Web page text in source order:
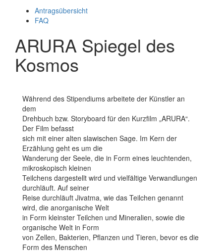
Antragsübersicht
FAQ
ARURA Spiegel des
Kosmos
Während des Stipendiums arbeitete der Künstler an
dem
Drehbuch bzw. Storyboard für den Kurzfilm „ARURA“.
Der Film befasst
sich mit einer alten slawischen Sage. Im Kern der
Erzählung geht es um die
Wanderung der Seele, die in Form eines leuchtenden,
mikroskopisch kleinen
Teilchens dargestellt wird und vielfältige Verwandlungen
durchläuft. Auf seiner
Reise durchläuft Jivatma, wie das Teilchen genannt
wird, die anorganische Welt
in Form kleinster Teilchen und Mineralien, sowie die
organische Welt in Form
von Zellen, Bakterien, Pflanzen und Tieren, bevor es die
Form des Menschen